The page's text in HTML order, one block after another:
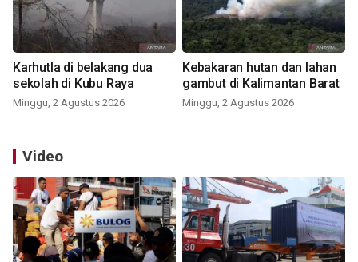
Karhutla di belakang dua
sekolah di Kubu Raya
Minggu, 2 Agustus 2026
Kebakaran hutan dan lahan
gambut di Kalimantan Barat
Minggu, 2 Agustus 2026
Video